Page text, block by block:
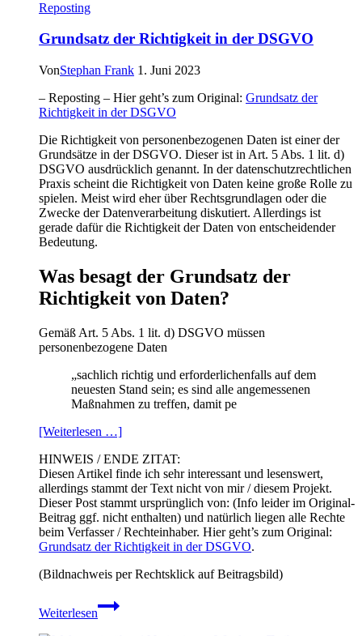
E-
zurückgewiesen
Reposting
Grundsatz der Richtigkeit in der DSGVO
VonStephan Frank 1. Juni 2023
– Reposting – Hier geht’s zum Original: Grundsatz der
Richtigkeit in der DSGVO
Die Richtigkeit von personenbezogenen Daten ist einer der
Grundsätze in der DSGVO. Dieser ist in Art. 5 Abs. 1 lit. d)
DSGVO ausdrücklich genannt. In der datenschutzrechtlichen
Praxis scheint die Richtigkeit von Daten keine große Rolle zu
spielen. Meist wird eher über Rechtsgrundlagen oder die
Zwecke der Datenverarbeitung diskutiert. Allerdings ist
gerade dafür die Richtigkeit der Daten von entscheidender
Bedeutung.
Was besagt der Grundsatz der
Richtigkeit von Daten?
Gemäß Art. 5 Abs. 1 lit. d) DSGVO müssen
personenbezogene Daten
„sachlich richtig und erforderlichenfalls auf dem
neuesten Stand sein; es sind alle angemessenen
Maßnahmen zu treffen, damit pe
[Weiterlesen …]
HINWEIS / ENDE ZITAT:
Diesen Artikel finde ich sehr interessant und lesenswert,
allerdings stammt der Text nicht von mir / diesem Projekt.
Dieser Post stammt ursprünglich von: (Info leider im Original-
Beitrag ggf. nicht enthalten) und natürlich liegen alle Rechte
beim Verfasser / Rechteinhaber. Hier geht’s zum Original:
Grundsatz der Richtigkeit in der DSGVO.
(Bildnachweis per Rechtsklick auf Beitragsbild)
Weiterlesen
Grundsatz
der